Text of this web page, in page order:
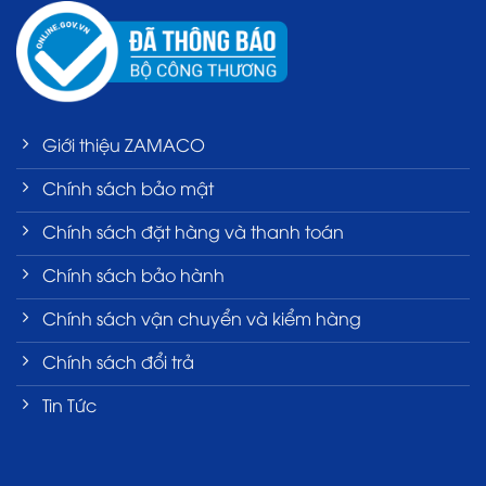
Giới thiệu ZAMACO
Chính sách bảo mật
Chính sách đặt hàng và thanh toán
Chính sách bảo hành
Chính sách vận chuyển và kiểm hàng
Chính sách đổi trả
Tin Tức